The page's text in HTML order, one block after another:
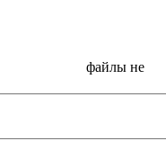
файлы не